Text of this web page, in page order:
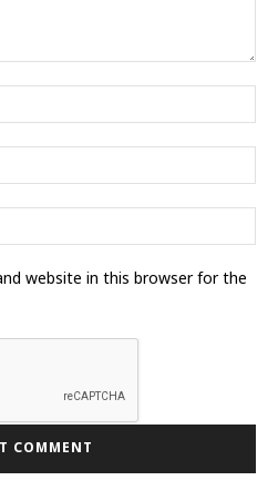
website in this browser for the